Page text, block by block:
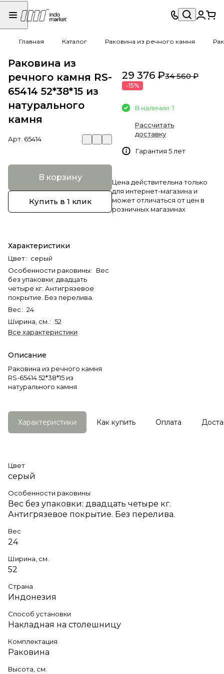
Главная Каталог Раковина из речного камня
Раковина из
речного камня RS-
65414 52*38*15 из
натурального
камня
Арт. 65414
В корзину
Купить в 1 клик
Характеристики
Цвет: серый
Особенности раковины: Вес
без упаковки: двадцать
четыре кг. Антигрязевое
покрытие. Без перелива.
Вес: 24
Ширина, см. : 52
Все характеристики
Описание
Раковина из речного камня
RS-65414 52*38*15 из
натурального камня
29 376 ₽34 560 ₽
-15%
В наличии: 1
Рассчитать
доставку
Гарантия 5 лет
Цена действительна только
для интернет-магазина и
может отличаться от цен в
розничных магазинах
Характеристики Как купить Оплата
Цвет
серый
Особенности раковины
Вес без упаковки: двадцать четыре кг.
Антигрязевое покрытие. Без перелива.
Вес
24
Ширина, см.
52
Страна
Индонезия
Способ установки
Накладная на столешницу
Комплектация
Раковина
Высота, см.